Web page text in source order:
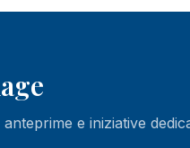
e iniziative